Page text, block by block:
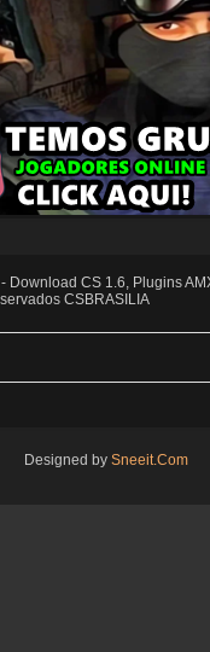
Download CS 1.6, Plugins
CSBRASILIA
Designed by Sneeit.Com